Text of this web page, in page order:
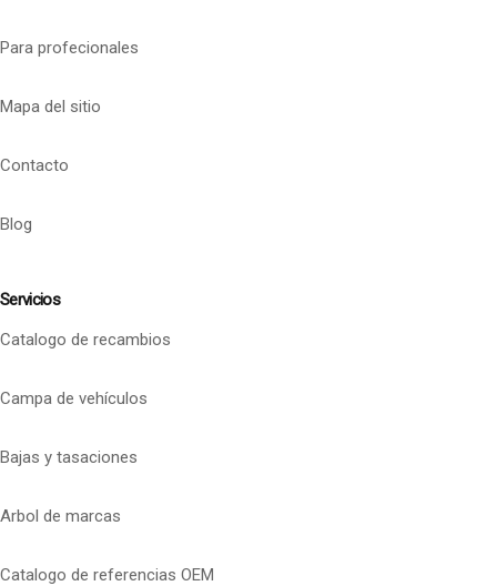
Para profecionales
Mapa del sitio
Contacto
Blog
Servicios
Catalogo de recambios
Campa de vehículos
Bajas y tasaciones
Arbol de marcas
Catalogo de referencias OEM